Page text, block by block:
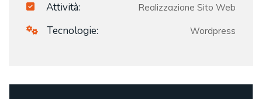
Attività: Realizzazione Sito Web
Tecnologie: Wordpress